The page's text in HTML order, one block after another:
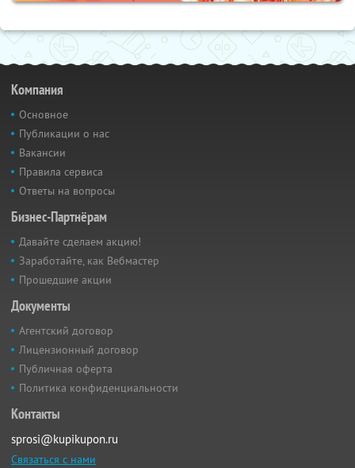
Компания
Основное
Публикации о нас
Вакансии
Правила сервиса
Ответы на вопросы
Бизнес-Партнёрам
Давайте сделаем акцию!
Заработайте, как Вебмастер
Прошедшие акции
Документы
Агентский договор
Лицензионный договор
Публичная оферта
Политика конфиденциальности
Контакты
sprosi@kupikupon.ru
Связаться с нами